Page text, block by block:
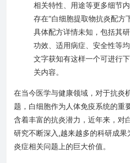
相关特性、用途等更多细节
存在“白细胞提取物抗炎配方
具体配方详情未知，包括其研
功效、适用病症、安全性等
文字获知有这样一个可进行
关内容。
在当今医学与健康领域，对于抗炎
题，白细胞作为人体免疫系统的重
含着丰富的抗炎潜力，近年来，对
研究不断深入,越来越多的科研成
炎症相关问题上的巨大价值。